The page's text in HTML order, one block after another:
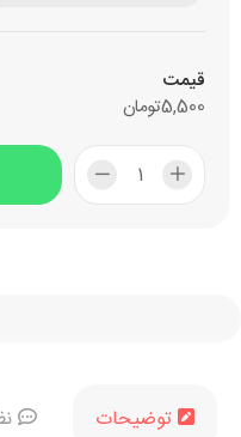
قیمت
تومان5,500
توضیحات